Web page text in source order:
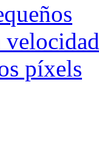
velocidad
píxels